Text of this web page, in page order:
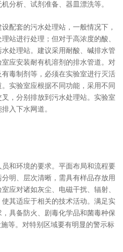
分析、试剂准备、器皿漂洗等。
配套的污水处理站，一般情况下，
站进行处理；但对于高浓度的酸、
处理站。建议采用耐酸、碱排水管
应安装耐有机溶剂的排水管道。对
毒制剂等，必须在实验室进行灭活
实验室应根据不同功能，采用不同
，分别排放到污水处理站。实验室
入下水网道。
和环境的要求。平面布局和流程要
明、层次清晰，需具有样品存放用
应对诸如灰尘、电磁干扰、辐射、
其适应于相关的技术活动。满足实
具备防火、剧毒化学品和菌毒种保
等。对特别区域要有明显的警示标